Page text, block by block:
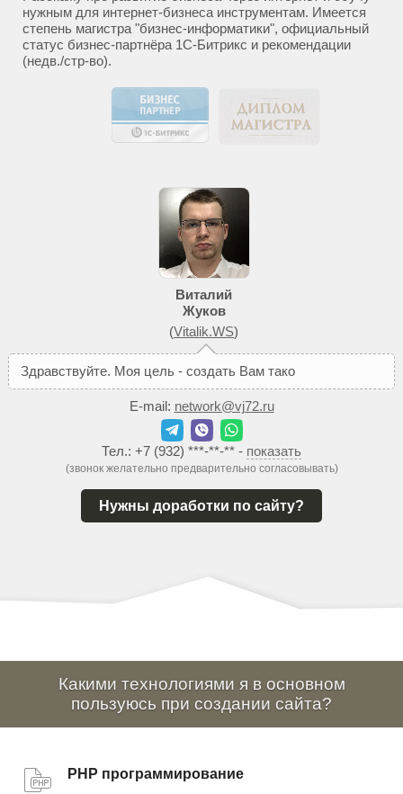
нужным для интернет-бизнеса инструментам. Имеется
степень магистра "бизнес-информатики", официальный
статус бизнес-партнёра 1С-Битрикс и рекомендации
(недв./стр-во).
Виталий
Жуков
(Vitalik.WS)
Здравствуйте. Моя цель - создать Вам такой
E-mail: network@vj72.ru
Тел.: +7 (932) ***-**-** - показать
(звонок желательно предварительно согласовывать)
Нужны доработки по сайту?
Какими технологиями я в основном
пользуюсь при создании сайта?
PHP программирование